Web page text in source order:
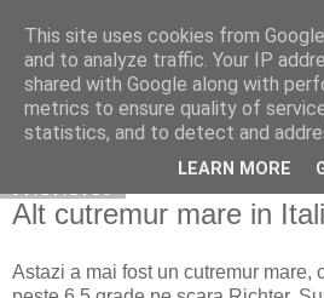
Cuibul cu vipere
Alt cutremur mare in
Astazi a mai fost un cutremur mare,
This site uses cookies from
and to analyze traffic. Your IP
shared with Google along with
metrics to ensure quality of
statistics, and to detect and
LEARN MORE